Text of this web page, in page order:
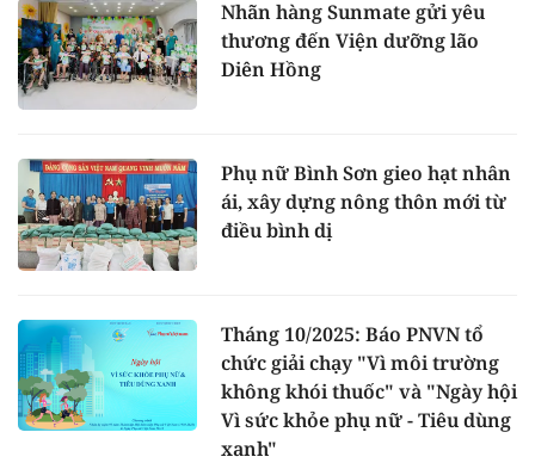
Nhãn hàng Sunmate gửi yêu
thương đến Viện dưỡng lão
Diên Hồng
Phụ nữ Bình Sơn gieo hạt nhân
ái, xây dựng nông thôn mới từ
điều bình dị
Tháng 10/2025: Báo PNVN tổ
chức giải chạy "Vì môi trường
không khói thuốc" và "Ngày hội
Vì sức khỏe phụ nữ - Tiêu dùng
xanh"